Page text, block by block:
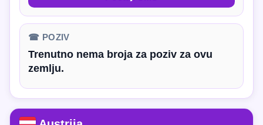
☎ POZIV
Trenutno nema broja za poziv za ovu
zemlju.